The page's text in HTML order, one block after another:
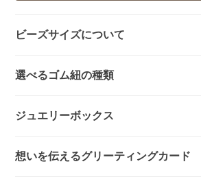
ビーズサイズについて
選べるゴム紐の種類
ジュエリーボックス
想いを伝えるグリーティングカード